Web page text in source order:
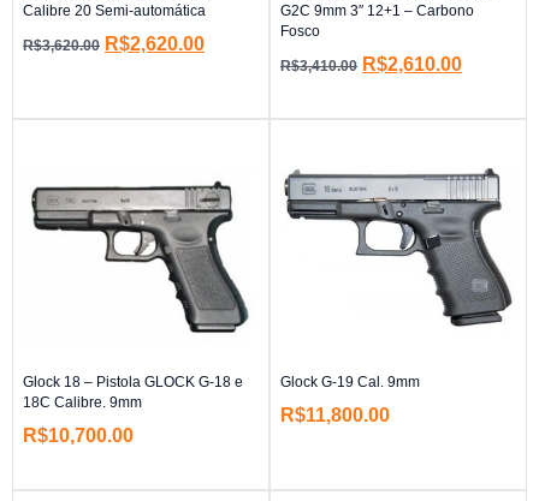
Calibre 20 Semi-automática
R$3,620.00 R$2,620.00
G2C 9mm 3″ 12+1 – Carbono
Fosco
R$3,410.00 R$2,610.00
Glock 18 – Pistola GLOCK G-18 e
18C Calibre. 9mm
R$10,700.00
Glock G-19 Cal. 9mm
R$11,800.00